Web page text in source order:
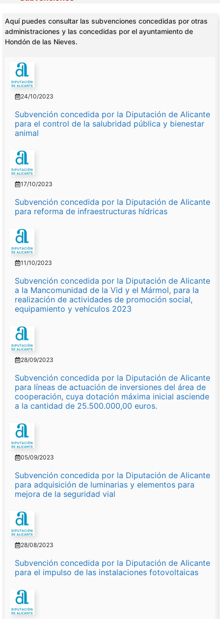
Aquí puedes consultar las subvenciones concedidas por otras
administraciones y las concedidas por el ayuntamiento de
Hondón de las Nieves.
24/10/2023
Subvención concedida por la Diputación de Alicante
para el control de la salubridad pública y bienestar
animal
17/10/2023
Subvención concedida por la Diputación de Alicante
para reforma de infraestructuras hídricas
11/10/2023
Subvención concedida por la Diputación de Alicante
a la Mancomunidad de la Vid y el Mármol, para la
realización de actividades de promoción social,
equipamiento y vehículos 2023
28/09/2023
Subvención concedida por la Diputación de Alicante
para líneas de actuación de inversiones del área de
cooperación, cuya dotación máxima inicial asciende
a la cantidad de 25.500.000,00 euros.
05/09/2023
Subvención concedida por la Diputación de Alicante
para adquisición de luminarias y elementos para
mejora de la seguridad vial
28/08/2023
Subvención concedida por la Diputación de Alicante
para el impulso de las instalaciones fotovoltaicas